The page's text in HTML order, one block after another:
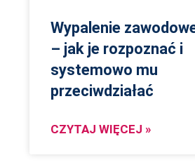
Wypalenie
– jak je rozpoznać i
systemowo mu
przeciwdziałać
CZYTAJ WIĘCEJ »